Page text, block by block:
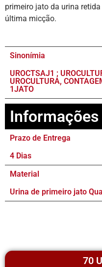
primeiro jato da urina
última micção.
Sinonímia
UROCTSAJ1 ;
UROCULTURA,
1JATO
Prazo de Entrega
4 Dias
Material
Urina de primeiro jato
70